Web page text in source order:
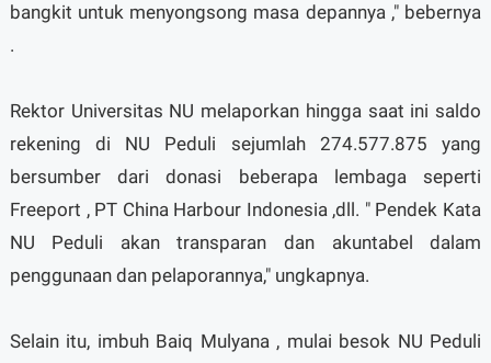
bangkit untuk menyongsong masa depannya ," bebernya
.
Rektor Universitas NU melaporkan hingga saat ini saldo
rekening di NU Peduli sejumlah 274.577.875 yang
bersumber dari donasi beberapa lembaga seperti
Freeport , PT China Harbour Indonesia ,dll. " Pendek Kata
NU Peduli akan transparan dan akuntabel dalam
penggunaan dan pelaporannya," ungkapnya.
Selain itu, imbuh Baiq Mulyana , mulai besok NU Peduli